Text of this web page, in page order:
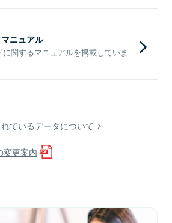
ニュアル
関するマニュアルを掲載していま
ているデータについて
変更案内